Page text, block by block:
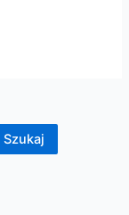
Szukaj